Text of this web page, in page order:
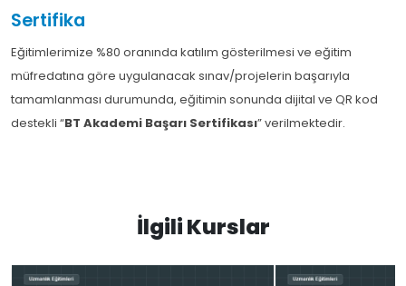
Sertifika
Eğitimlerimize %80 oranında katılım gösterilmesi ve eğitim
müfredatına göre uygulanacak sınav/projelerin başarıyla
tamamlanması durumunda, eğitimin sonunda dijital ve QR kod
destekli “BT Akademi Başarı Sertifikası” verilmektedir.
İlgili Kurslar